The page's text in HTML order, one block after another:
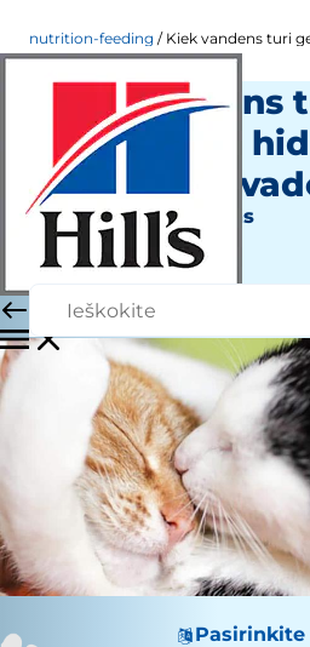
Pasirinkite
nutrition-feeding Kiek vandens turi gerti
Kiek vandens
katė: kačių
palaikymo
Mityba ir maitinimas
Personalo autorius
|
Spalio 01, 2024